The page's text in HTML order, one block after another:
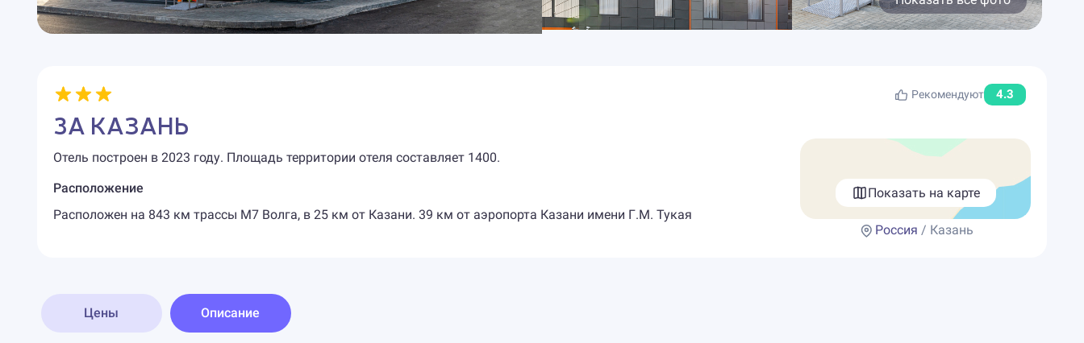
Рекомендуют 4.3
3А КАЗАНЬ
Отель построен в 2023 году. Площадь территории отеля составляет 1400.
Расположение
Расположен на 843 км трассы М7 Волга, в 25 км от Казани. 39 км от аэропорта Казани имени Г.М. Тукая
Показать на карте
Россия / Казань
Цены Описание